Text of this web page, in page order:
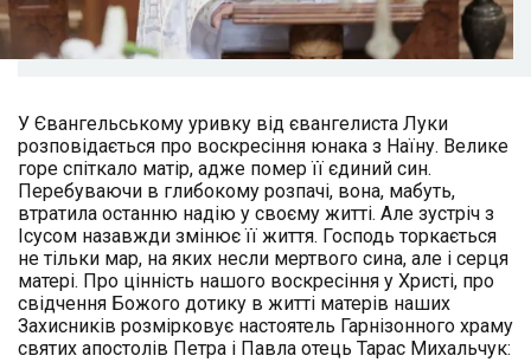
У Євангельському уривку від євангелиста Луки
розповідається про воскресіння юнака з Наїну. Велике
горе спіткало матір, адже помер її єдиний син.
Перебуваючи в глибокому розпачі, вона, мабуть,
втратила останню надію у своєму житті. Але зустріч з
Ісусом назавжди змінює її життя. Господь торкається
не тільки мар, на яких несли мертвого сина, але і серця
матері. Про цінність нашого воскресіння у Христі, про
свідчення Божого дотику в житті матерів наших
Захисників розмірковує настоятель Гарнізонного храму
святих апостолів Петра і Павла отець Тарас Михальчук: